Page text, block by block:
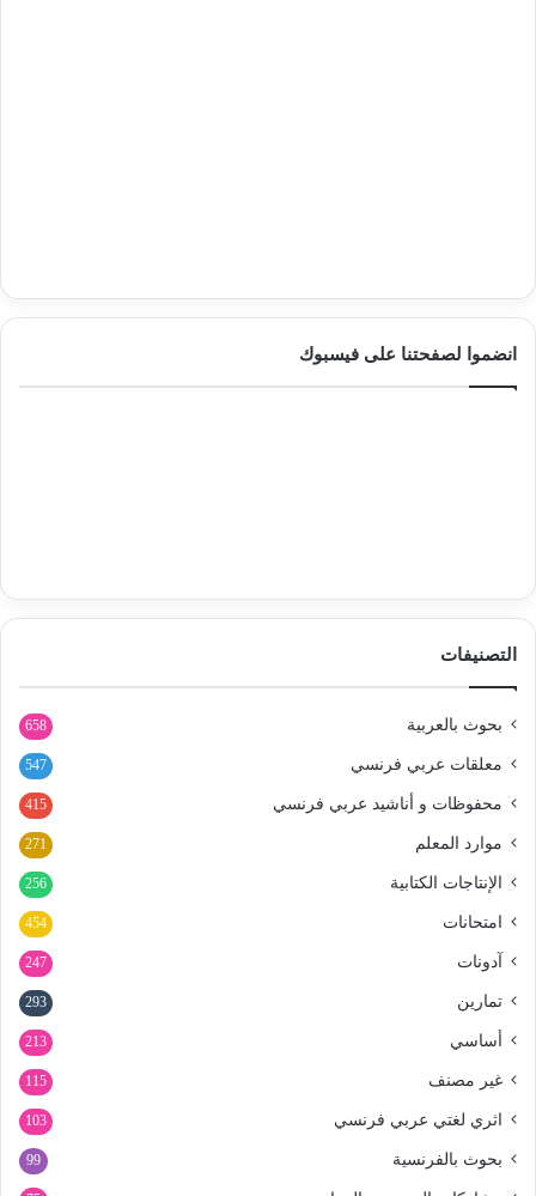
انضموا لصفحتنا على فيسبوك
التصنيفات
بحوث بالعربية 658
معلقات عربي فرنسي 547
محفوظات و أناشيد عربي فرنسي 415
موارد المعلم 271
الإنتاجات الكتابية 256
امتحانات 454
آدونات 247
تمارين 293
أساسي 213
غير مصنف 115
اثري لغتي عربي فرنسي 103
بحوث بالفرنسية 99